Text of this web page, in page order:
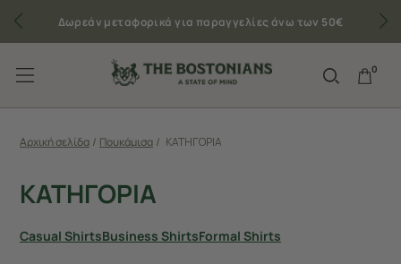
Δωρεάν μεταφορικά για παραγγελίες άνω των 50€
0
Αρχική σελίδα / Πουκάμισα / ΚΑΤΗΓΟΡΙΑ
ΚΑΤΗΓΟΡΙΑ
Casual ShirtsBusiness ShirtsFormal Shirts